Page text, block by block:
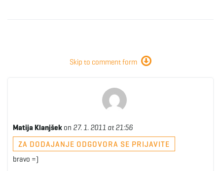
Skip to comment form
Matija Klanjšek on 27. 1. 2011 at 21:56
ZA DODAJANJE ODGOVORA SE PRIJAVITE
bravo =)